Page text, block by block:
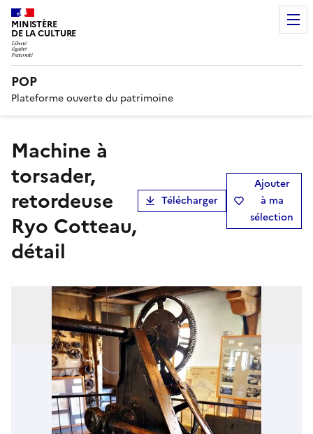
MINISTÈRE
DE LA CULTURE
POP
Plateforme ouverte du patrimoine
machine à
torsader,
retordeuse
Ryo Cotteau,
détail
Télécharger
Ajouter
à ma
sélection